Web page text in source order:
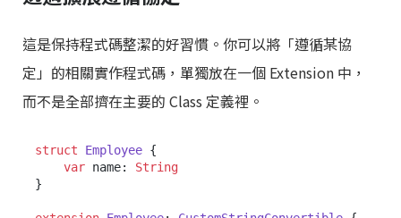
這是保持程式碼整潔的好習慣。你可以將「遵循某協
定」的相關實作程式碼，單獨放在一個 Extension 中，
而不是全部擠在主要的 Class 定義裡。
struct Employee {
var name: String
}